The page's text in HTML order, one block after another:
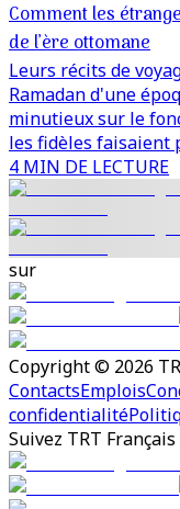
Comment les
de l’ère ottomane
Leurs récits de
Ramadan d'une
minutieux sur le
les fidèles faisaient
4 MIN DE LECTURE
sur
Copyright © 2026
ContactsEmplois
confidentialité
Suivez TRT